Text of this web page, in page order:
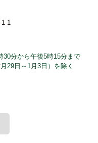
1
分から午後5時15分まで
29日～1月3日）を除く